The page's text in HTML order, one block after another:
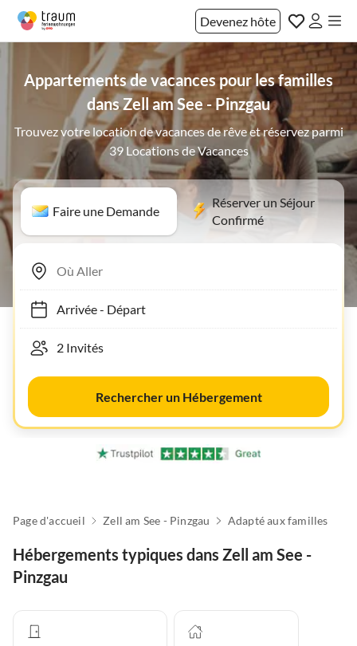
Devenez hôte
Appartements de vacances pour les familles
dans Zell am See - Pinzgau
Trouvez votre location de vacances de rêve et réservez parmi
39 Locations de Vacances
Faire une Demande
Réserver un Séjour
Confirmé
Arrivée- Départ
Rechercher un Hébergement
Page d'accueil Zell am See - Pinzgau Adapté aux familles
Hébergements typiques dans Zell am See -
Pinzgau